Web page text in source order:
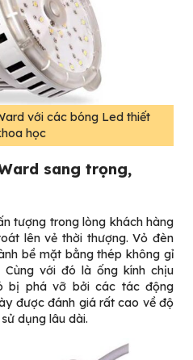
với các bóng Led thiết
học
sang trọng,
tượng trong lòng khách hàng
lên vẻ thời thượng. Vỏ đèn
bề mặt bằng thép không gỉ
với đó là ống kính chịu
bị phá vỡ bởi các tác động
được đánh giá rất cao về độ
dụng lâu dài.